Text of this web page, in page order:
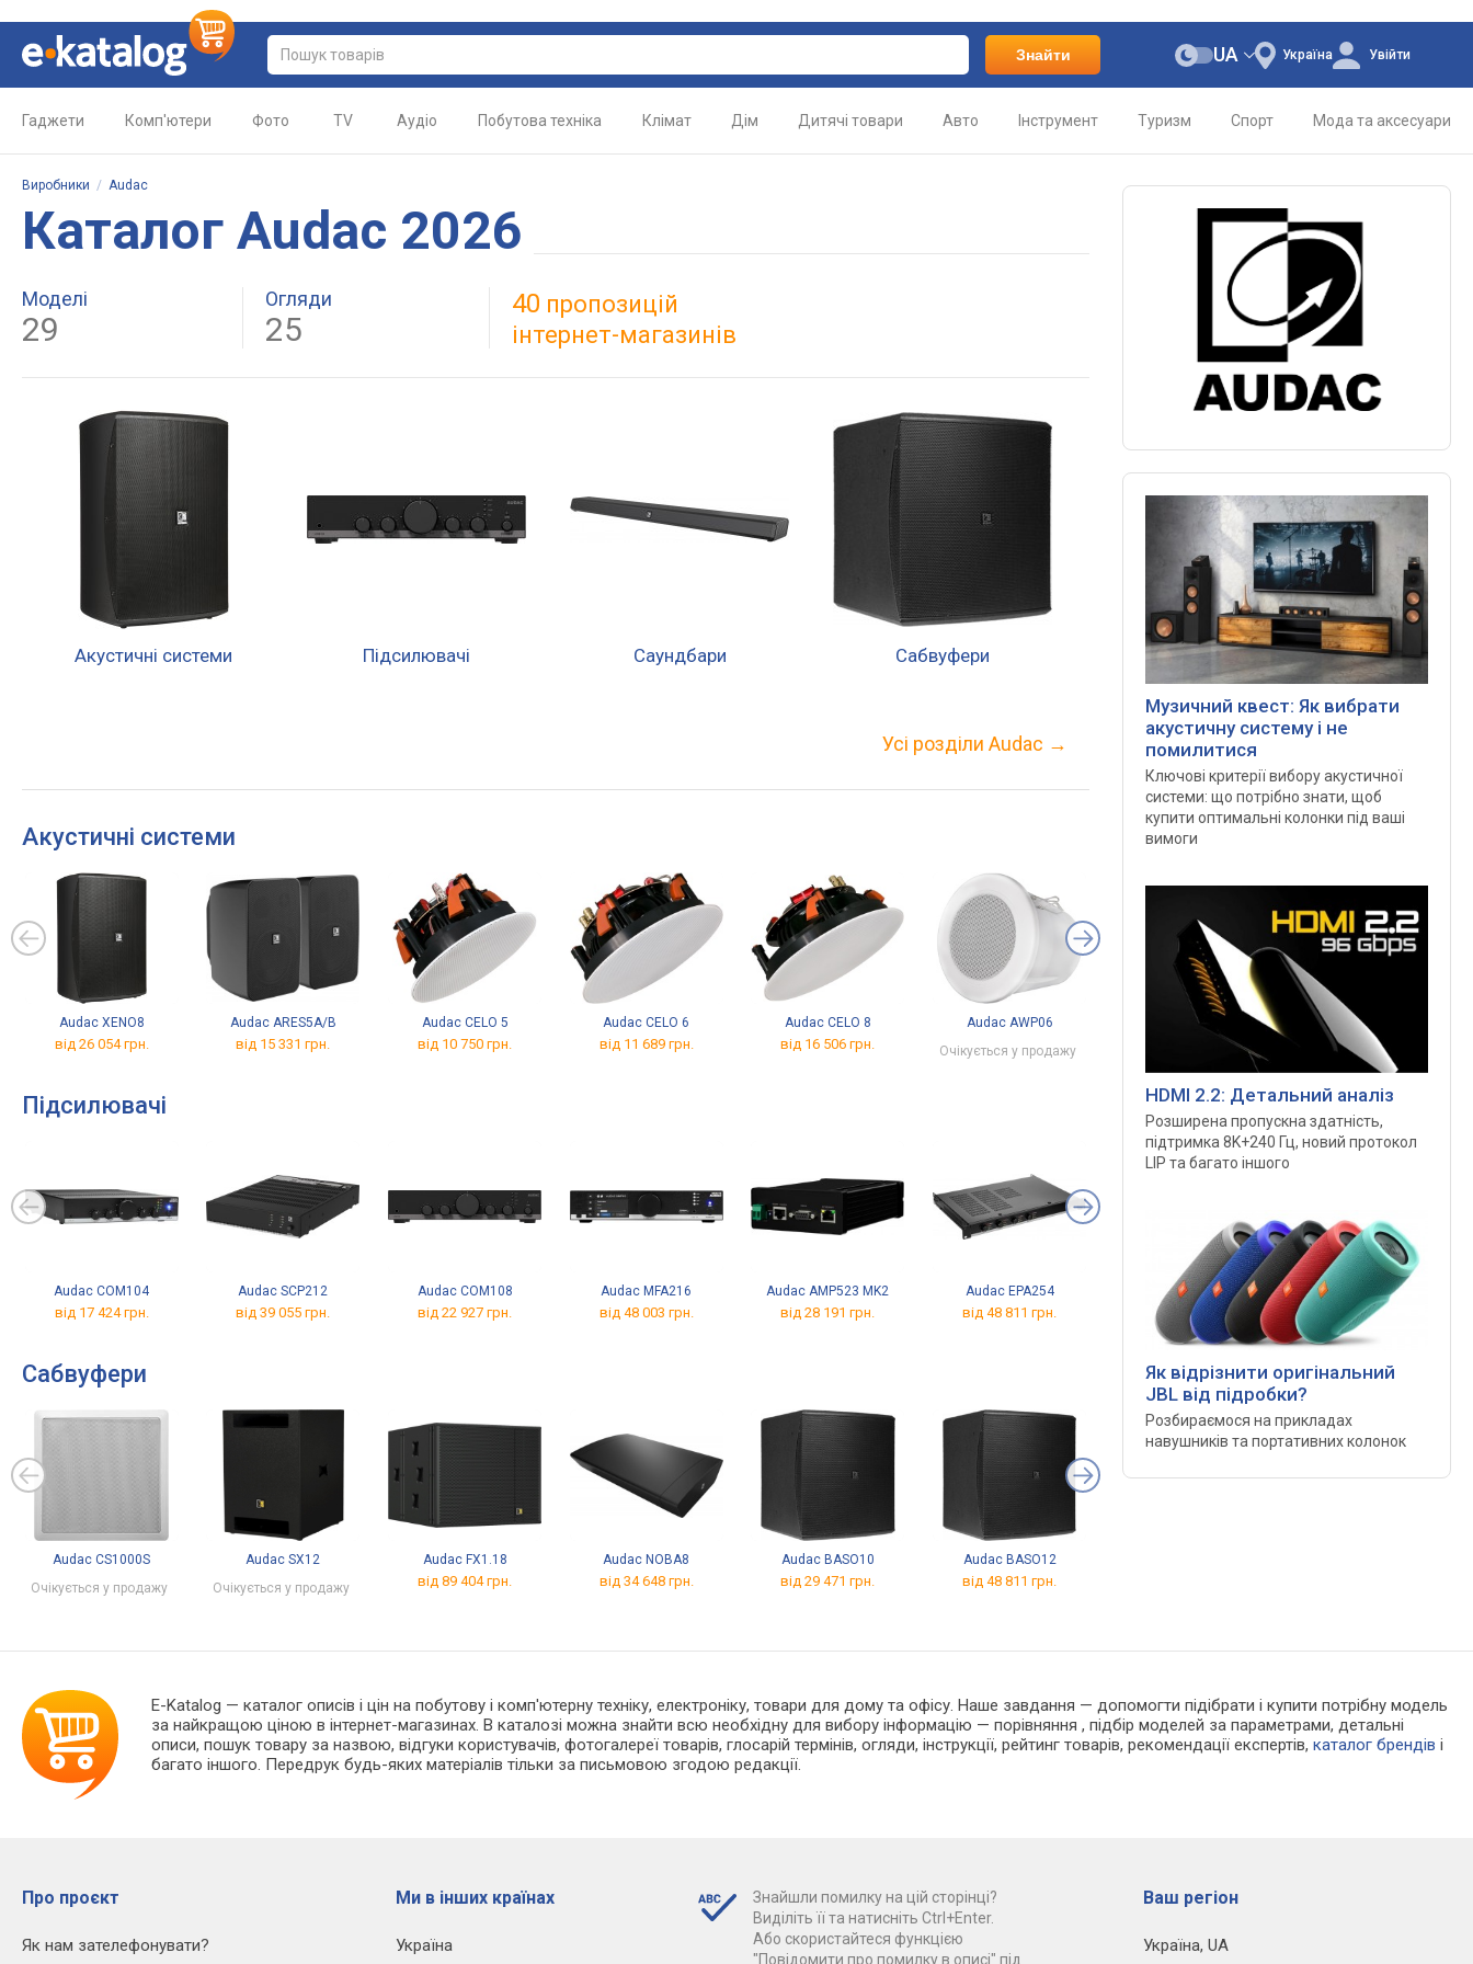
Знайти Україна
UA Увійти
Гаджети Комп'ютери Фото TV Аудіо Побутова техніка Клімат Дім Дитячі товари Авто Інструмент Туризм Спорт Мода та аксесуари
Виробники / Audac
Каталог Audac 2026
Моделі
29
Огляди
25
40 пропозицій
інтернет-магазинів
Акустичні системи Підсилювачі Саундбари Сабвуфери
Усі розділи Audac →
Акустичні системи
Audac XENO8
від 26 054 грн.
Audac ARES5A/B
від 15 331 грн.
Audac CELO 5
від 10 750 грн.
Audac CELO 6
від 11 689 грн.
Audac CELO 8
від 16 506 грн.
Audac AWP06
Очікується у продажу
Audac CS2.1
Очікується у продажу
Audac CS3.1
Очікується у продажу
Підсилювачі
Audac COM104
від 17 424 грн.
Audac SCP212
від 39 055 грн.
Audac COM108
від 22 927 грн.
Audac MFA216
від 48 003 грн.
Audac AMP523 MK2
від 28 191 грн.
Audac EPA254
від 48 811 грн.
Audac COM12
від 40 153 грн.
Audac COM24
від 52 316 грн.
Сабвуфери
Audac CS1000S
Очікується у продажу
Audac SX12
Очікується у продажу
Audac FX1.18
від 89 404 грн.
Audac NOBA8
від 34 648 грн.
Audac BASO10
від 29 471 грн.
Audac BASO12
від 48 811 грн.
Музичний квест: Як вибрати
акустичну систему і не
помилитися
Ключові критерії вибору акустичної
системи: що потрібно знати, щоб
купити оптимальні колонки під ваші
вимоги
HDMI 2.2: Детальний аналіз
Розширена пропускна здатність,
підтримка 8K+240 Гц, новий протокол
LIP та багато іншого
Як відрізнити оригінальний
JBL від підробки?
Розбираємося на прикладах
навушників та портативних колонок
E-Katalog — каталог описів і цін на побутову і комп'ютерну техніку, електроніку, товари для дому та офісу. Наше завдання — допомогти підібрати і купити потрібну модель
за найкращою ціною в інтернет-магазинах. В каталозі можна знайти всю необхідну для вибору інформацію — порівняння , підбір моделей за параметрами, детальні
описи, пошук товару за назвою, відгуки користувачів, фотогалереї товарів, глосарій термінів, огляди, інструкції, рейтинг товарів, рекомендації експертів,каталог брендів і
багато іншого. Передрук будь-яких матеріалів тільки за письмовою згодою редакції.
Про проєкт
Як нам зателефонувати?
Ми в інших країнах
Україна
Знайшли помилку на цій сторінці?
Виділіть її та натисніть Ctrl+Enter.
Або скористайтеся функцією
"Повідомити про помилку в описі" під
Ваш регіон
Україна, UA